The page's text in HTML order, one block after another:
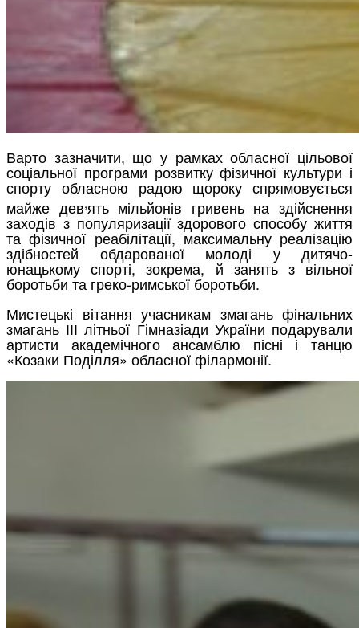
Варто зазначити, що у рамках обласної цільової
соціальної програми розвитку фізичної культури і
спорту обласною радою щороку спрямовується
майже дев,ять мільйонів гривень на здійснення
заходів з популяризації здорового способу життя
та фізичної реабілітації, максимальну реалізацію
здібностей обдарованої молоді у дитячо-
юнацькому спорті, зокрема, й занять з вільної
боротьби та греко-римської боротьби.
Мистецькі вітання учасникам змагань фінальних
змагань ІІІ літньої Гімназіади України подарували
артисти академічного ансамблю пісні і танцю
«Козаки Поділля» обласної філармонії.